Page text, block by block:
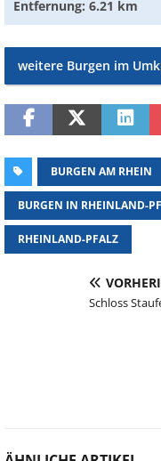
Entfernung: 6.21 km
weitere Burgen im
BURGEN AM RHEIN
BURGEN IN RHEINLAND-
RHEINLAND-PFALZ
Schloss